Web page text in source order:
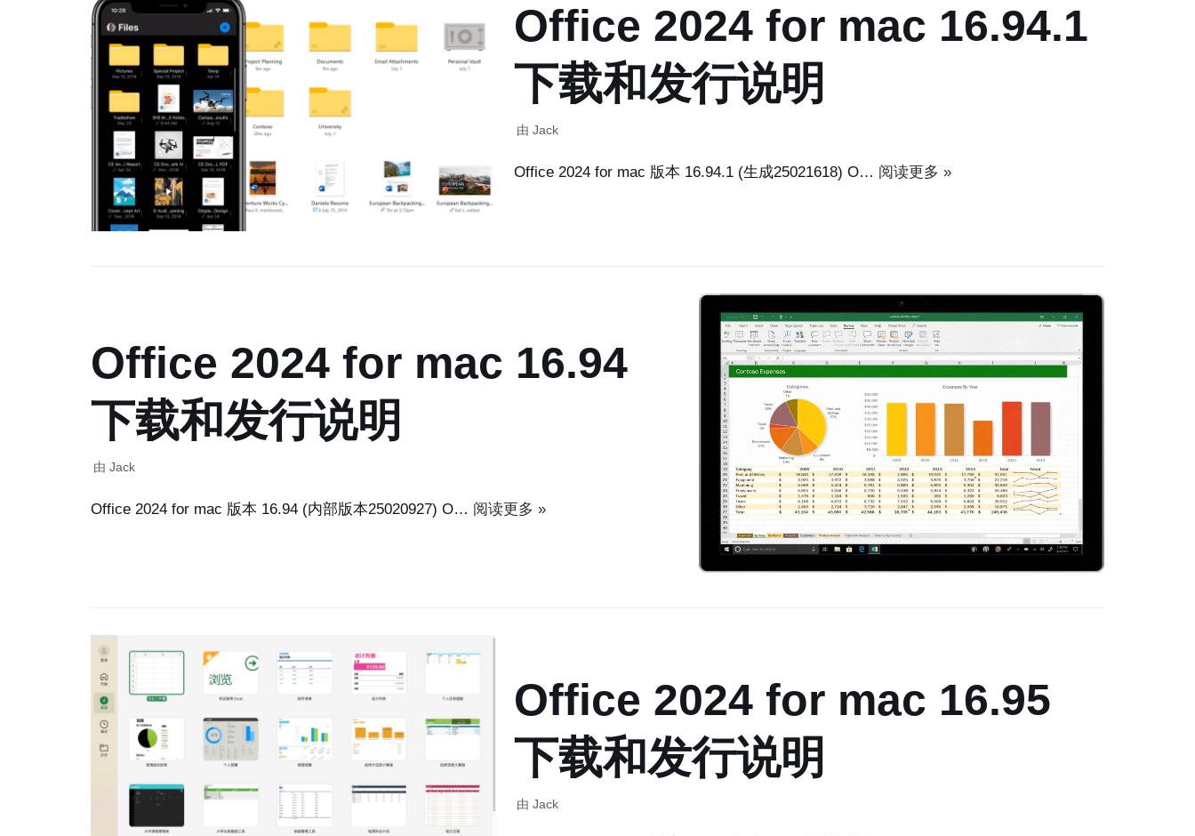
Office 2024 for mac 16.94.1
下载和发行说明
由 Jack
Office 2024 for mac 版本 16.94.1 (生成25021618) O… 阅读更多 »
Office 2024 for mac 16.94
下载和发行说明
由 Jack
Office 2024 for mac 版本 16.94 (内部版本25020927) O… 阅读更多 »
Office 2024 for mac 16.95
下载和发行说明
由 Jack